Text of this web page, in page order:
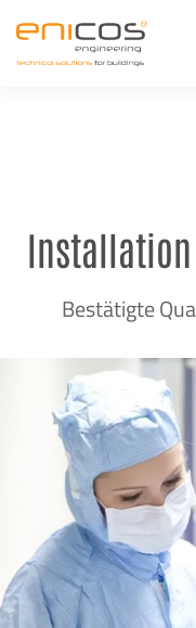
Skip to main content
Bestätigte